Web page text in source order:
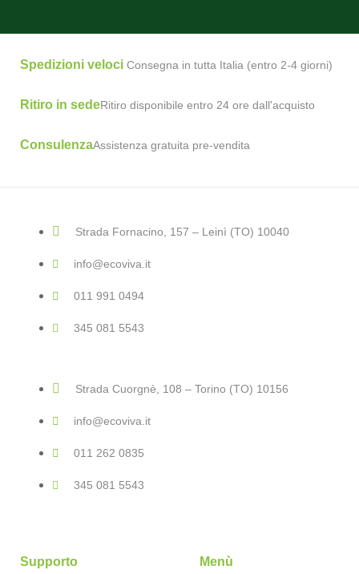
Spedizioni veloci Consegna in tutta Italia (entro 2-4 giorni)
Ritiro in sedeRitiro disponibile entro 24 ore dall'acquisto
ConsulenzaAssistenza gratuita pre-vendita
Strada Fornacino, 157 – Leinì (TO) 10040
info@ecoviva.it
011 991 0494
345 081 5543
Strada Cuorgnè, 108 – Torino (TO) 10156
info@ecoviva.it
011 262 0835
345 081 5543
Supporto Menù